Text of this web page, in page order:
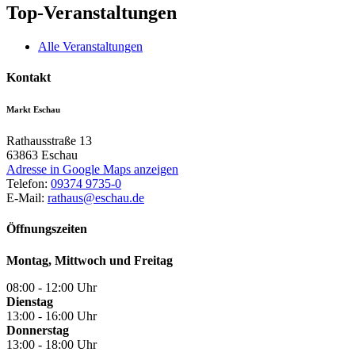
Top-Veranstaltungen
Alle Veranstaltungen
Kontakt
Markt Eschau
Rathausstraße 13
63863 Eschau
Adresse in Google Maps anzeigen
Telefon: 09374 9735-0
E-Mail: rathaus@eschau.de
Öffnungszeiten
Montag, Mittwoch und Freitag
08:00 - 12:00 Uhr
Dienstag
13:00 - 16:00 Uhr
Donnerstag
13:00 - 18:00 Uhr